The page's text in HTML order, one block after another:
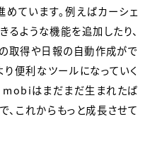
ています。例えばカーシェ
るような機能を追加したり、
取得や日報の自動作成がで
り便利なツールになっていく
mobiはまだまだ生まれたば
、これからもっと成長させて